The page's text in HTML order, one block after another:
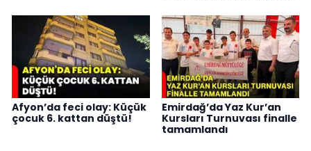
Afyon’da feci olay: Küçük
çocuk 6. kattan düştü!
Emirdağ’da Yaz Kur’an
Kursları Turnuvası finalle
tamamlandı